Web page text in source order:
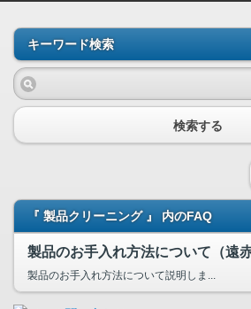
キーワード検索
検索する
『 製品クリーニング 』 内のFAQ
製品のお手入れ方法について（遠
製品のお手入れ方法について説明しま...